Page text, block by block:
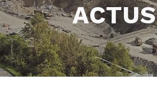
ACTUS